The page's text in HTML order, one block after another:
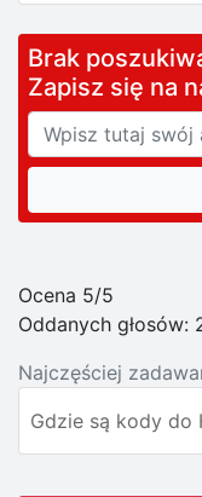
Brak
Zapisz się na
Ocena 5/5
Oddanych głosów:
Najczęściej
Gdzie są kody do